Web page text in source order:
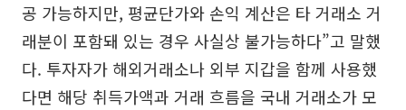
공 가능하지만, 평균단가와 손익 계산은 타 거래소 거
래분이 포함돼 있는 경우 사실상 불가능하다”고 말했
다. 투자자가 해외거래소나 외부 지갑을 함께 사용했
다면 해당 취득가액과 거래 흐름을 국내 거래소가 모